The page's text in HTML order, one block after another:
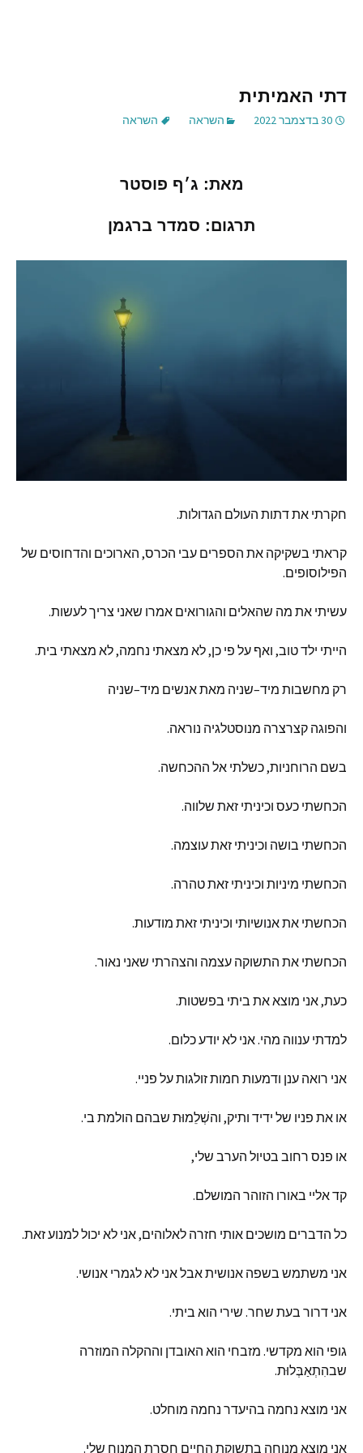
דתי האמיתית
30 בדצמבר 2022 השראה השראה
מאת: ג׳ף פוסטר
תרגום: סמדר ברגמן
חקרתי אתדתות העולם הגדולות.
קראתי בשקיקה את הספרים עבי הכרס, הארוכים והדחוסים של
הפילוסופים.
עשיתי את מה שהאלים והגורואים אמרו שאני צריךלעשות.
הייתי ילדטוב, ואף על פי כן,לא מצאתי נחמה,לא מצאתי בית.
רק מחשבות מיד–שניה מאתאנשים מיד–שניה
והפוגה קצרצרה מנוסטלגיה נוראה.
בשם הרוחניות,כשלתי אל ההכחשה.
הכחשתי כעס וכיניתי זאת שלווה.
הכחשתי בושה וכיניתי זאתעוצמה.
הכחשתי מיניות וכיניתי זאתטהרה.
הכחשתי אתאנושיותי וכיניתי זאת מודעות.
הכחשתי את התשוקה עצמה והצהרתי שאני נאור.
כעת,אני מוצאאת ביתי בפשטות.
למדתי ענווה מהי.אני לא יודעכלום.
אני רואה ענן ודמעות חמותזולגותעל פניי.
או את פניו של ידיד ותיק, והשְׁלֵמוּת שבהם הולמת בי.
או פנס רחוב בטיול הערב שלי,
קדאליי באורו הזוהר המושלם.
כל הדברים מושכים אותי חזרה לאלוהים,אני לא יכוללמנועזאת.
אני משתמש בשפה אנושיתאבלאני לאלגמרי אנושי.
אני דרור בעת שחר. שירי הוא ביתי.
גופי הוא מקדשי. מזבחי הוא האובדן וההקלה המוזרה
שבהִתְאַבְּלוּת.
אני מוצא נחמה בהיעדר נחמה מוחלט.
אני מוצא מנוחה בתשוקת החיים חסרת המנוח שלי.